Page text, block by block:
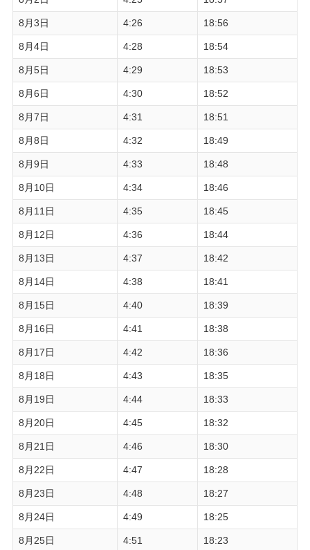
8月3日 4:26 18:56
8月4日 4:28 18:54
8月5日 4:29 18:53
8月6日 4:30 18:52
8月7日 4:31 18:51
8月8日 4:32 18:49
8月9日 4:33 18:48
8月10日 4:34 18:46
8月11日 4:35 18:45
8月12日 4:36 18:44
8月13日 4:37 18:42
8月14日 4:38 18:41
8月15日 4:40 18:39
8月16日 4:41 18:38
8月17日 4:42 18:36
8月18日 4:43 18:35
8月19日 4:44 18:33
8月20日 4:45 18:32
8月21日 4:46 18:30
8月22日 4:47 18:28
8月23日 4:48 18:27
8月24日 4:49 18:25
8月25日 4:51 18:23